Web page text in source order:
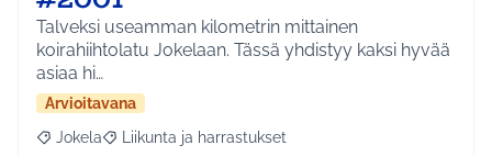
Talveksi useamman kilometrin mittainen
koirahiihtolatu Jokelaan. Tässä yhdistyy kaksi hyvää
asiaa hi…
Arvioitavana
Rajaa tulokset aihepiirin mukaan: Jokela
Jokela Rajaa tulokset teeman mukaan: Liikunta ja
Liikunta ja harrastukset